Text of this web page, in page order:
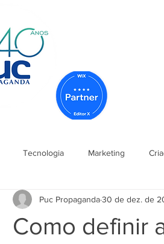
Tecnologia Marketing
Como definir
Puc Propaganda30 de dez. de